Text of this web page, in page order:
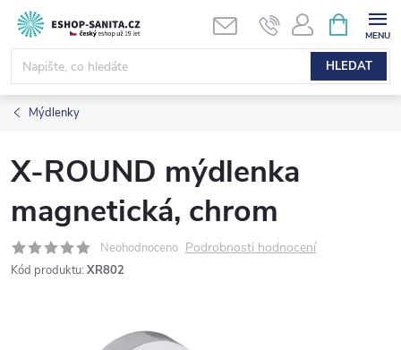
Přejít
obsah
HLEDAT
NÁKUPNÍ
KOŠÍK
Mýdlenky
X-ROUND mýdlenka
magnetická, chrom
Neohodnoceno Podrobnosti hodnocení
Kód produktu: XR802